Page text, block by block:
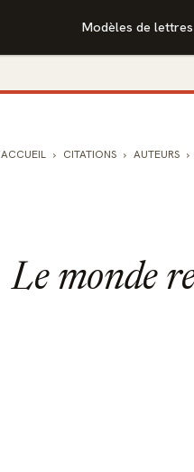
Modèles de lettres
ACCUEIL CITATIONS AUTEURS
Le monde